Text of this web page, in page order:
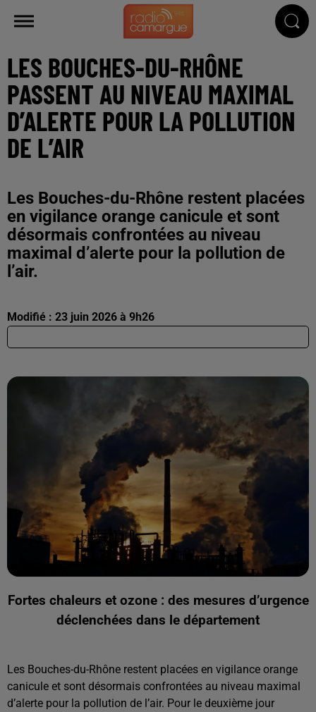
LES BOUCHES-DU-RHÔNE
PASSENT AU NIVEAU MAXIMAL
D’ALERTE POUR LA POLLUTION
DE L’AIR
Les Bouches-du-Rhône restent placées
en vigilance orange canicule et sont
désormais confrontées au niveau
maximal d’alerte pour la pollution de
l’air.
Modifié : 23 juin 2026 à 9h26
Fortes chaleurs et ozone : des mesures d’urgence
déclenchées dans le département
Les Bouches-du-Rhône restent placées en vigilance orange
canicule et sont désormais confrontées au niveau maximal
d’alerte pour la pollution de l’air. Pour le deuxième jour